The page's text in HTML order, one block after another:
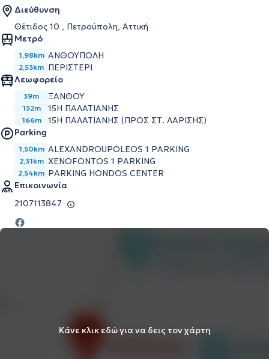
Διεύθυνση
Θέτιδος 10 , Πετρούπολη, Αττική
Μετρό
1,98km ΑΝΘΟΥΠΟΛΗ
2,53km ΠΕΡΙΣΤΕΡΙ
Λεωφορείο
39m ΞΑΝΘΟΥ
152m 15Η ΠΑΛΑΤΙΑΝΗΣ
166m
15Η ΠΑΛΑΤΙΑΝΗΣ (ΠΡΟΣ ΣΤ. ΛΑΡΙΣΗΣ)
Parking
1,50km ALEXANDROUPOLEOS 1 PARKING
2,31km XENOFONTOS 1 PARKING
2,54km PARKING HONDOS CENTER
Επικοινωνία
2107113847
Κάνε κλικ εδώ για να δεις τον χάρτη